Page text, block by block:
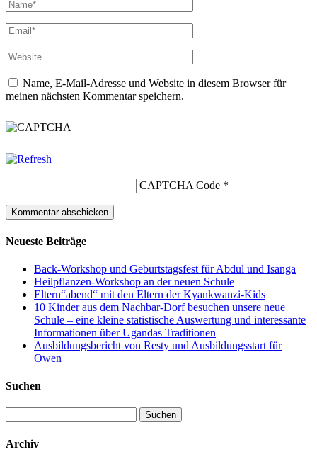
Name, E-Mail-Adresse und Website in diesem Browser für
meinen nächsten Kommentar speichern.
CAPTCHA Code *
Neueste Beiträge
Back-Workshop und Geburtstagsfest für Abdul und Isanga
Heilpflanzen-Workshop an der neuen Schule
Eltern“abend“ mit den Eltern der Kyankwanzi-Kids
10 Kinder aus dem Nachbar-Dorf besuchen unsere neue
Schule – eine kleine statistische Auswertung und interessante
Informationen über Ugandas Traditionen
Ausbildungsbericht von Resty und Ausbildungsstart für
Owen
Suchen
nach:
Archiv